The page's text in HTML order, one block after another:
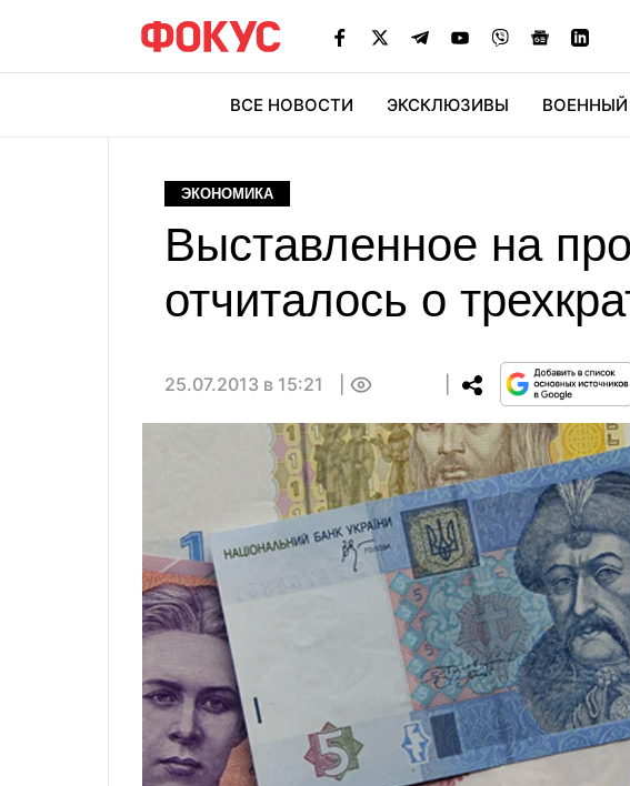
ВСЕ НОВОСТИ ЭКСКЛЮЗИВЫ
ЭКОНОМИКА
Выставленное на
отчиталось о
25.07.2013 в 15:21